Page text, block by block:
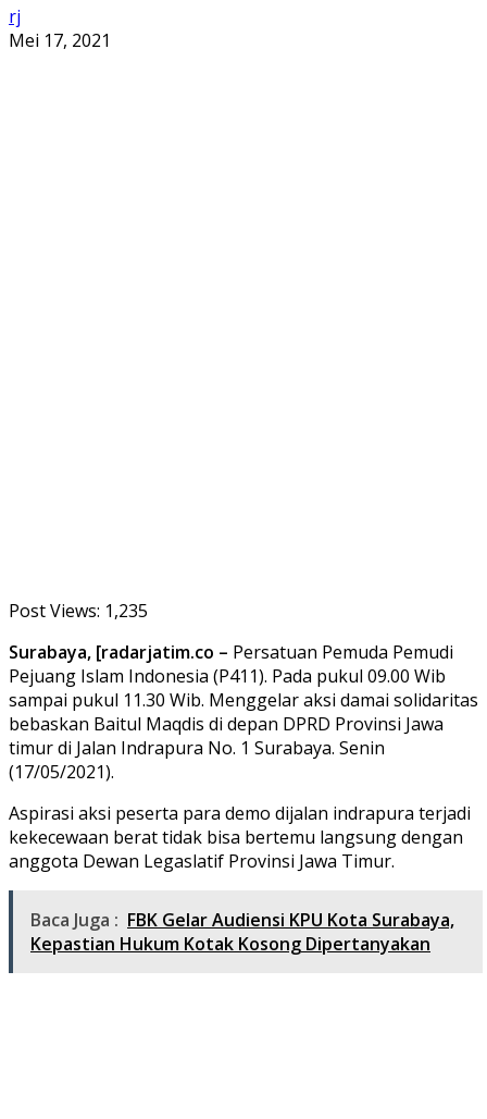
rj
Mei 17, 2021
Post Views: 1,235
Surabaya, [radarjatim.co – Persatuan Pemuda Pemudi
Pejuang Islam Indonesia (P411). Pada pukul 09.00 Wib
sampai pukul 11.30 Wib. Menggelar aksi damai solidaritas
bebaskan Baitul Maqdis di depan DPRD Provinsi Jawa
timur di Jalan Indrapura No. 1 Surabaya. Senin
(17/05/2021).
Aspirasi aksi peserta para demo dijalan indrapura terjadi
kekecewaan berat tidak bisa bertemu langsung dengan
anggota Dewan Legaslatif Provinsi Jawa Timur.
Baca Juga : FBK Gelar Audiensi KPU Kota Surabaya,
Kepastian Hukum Kotak Kosong Dipertanyakan